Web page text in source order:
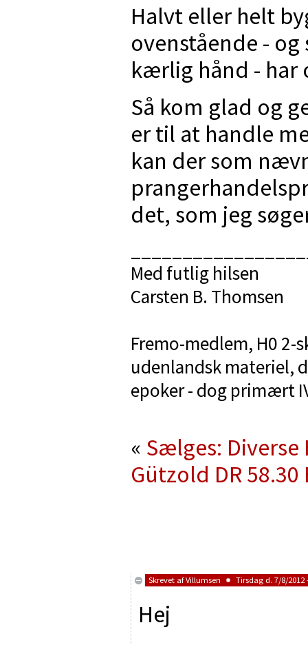
Halvt eller helt
ovenstående -
kærlig hånd - har
Så kom glad og
er til at handle
kan der som
det, som jeg
Med futlig hilsen
Carsten B. Thomsen
Fremo-medlem, H0
udenlandsk materiel,
epoker - dog primært
« Sælges:
Gützold DR
Skrevet afVillumsen Tirsdag d. 7/8/2012
Hej